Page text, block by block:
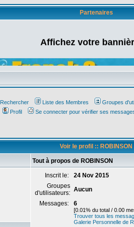
Partenaires
Affichez votre
Rechercher Liste des Membres Groupes
Profil
Se connecter pour vérifier ses
Voir le profil :: ROBINSON
Tout à propos de ROBINSON
Inscrit le:
24 Nov 2015
Groupes
d'utilisateurs: Aucun
Messages:
6
[0.01% du total / 0.00
Trouver tous les
Galerie Personnelle de